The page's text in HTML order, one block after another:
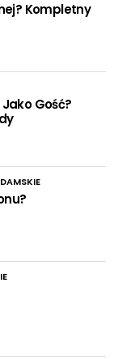
Kompletny
Gość?